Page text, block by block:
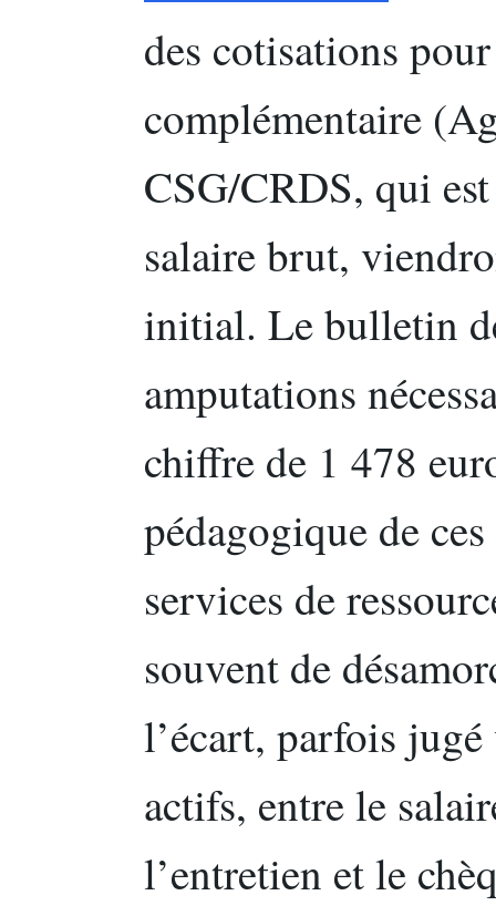
des cotisations
complémentaire
CSG/CRDS, qui
salaire brut,
initial. Le bulletin
amputations
chiffre de 1 478
pédagogique de
services de
souvent de
l’écart, parfois
actifs, entre le
l’entretien et le